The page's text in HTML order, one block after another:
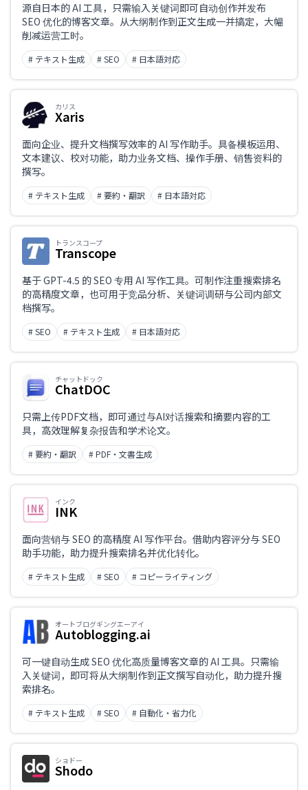
源自日本的 AI 工具，只需输入关键词即可自动创作并发布
SEO 优化的博客文章。从大纲制作到正文生成一并搞定，大幅
削减运营工时。
# テキスト生成 # SEO # 日本語対応
カリス
Xaris
面向企业、提升文档撰写效率的 AI 写作助手。具备模板运用、
文本建议、校对功能，助力业务文档、操作手册、销售资料的
撰写。
# テキスト生成 # 要約・翻訳 # 日本語対応
トランスコープ
Transcope
基于 GPT-4.5 的 SEO 专用 AI 写作工具。可制作注重搜索排名
的高精度文章，也可用于竞品分析、关键词调研与公司内部文
档撰写。
# SEO # テキスト生成 # 日本語対応
チャットドック
ChatDOC
只需上传PDF文档，即可通过与AI对话搜索和摘要内容的工
具，高效理解复杂报告和学术论文。
# 要約・翻訳 # PDF・文書生成
インク
INK
面向营销与 SEO 的高精度 AI 写作平台。借助内容评分与 SEO
助手功能，助力提升搜索排名并优化转化。
# テキスト生成 # SEO # コピーライティング
オートブログギングエーアイ
Autoblogging.ai
可一键自动生成 SEO 优化高质量博客文章的 AI 工具。只需输
入关键词，即可将从大纲制作到正文撰写自动化，助力提升搜
索排名。
# テキスト生成 # SEO # 自動化・省力化
ショドー
Shodo